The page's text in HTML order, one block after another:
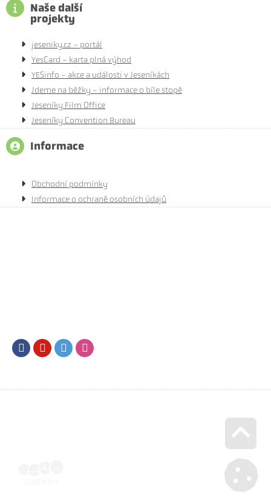
Naše další
projekty
jeseniky.cz - portál
YesCard - karta plná výhod
YESinfo - akce a události v Jeseníkách
Jdeme na běžky - informace o bíle stopě
Jeseníky Film Office
Jeseníky Convention Bureau
Informace
Obchodní podmínky
Informace o ochraně osobních údajů
FacebookYoutubeTwitter
Go